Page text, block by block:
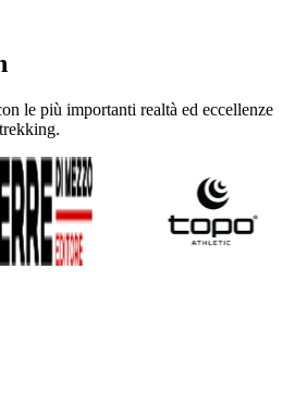
le più importanti realtà ed eccellenze